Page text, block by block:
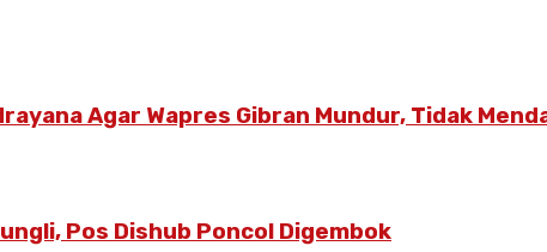
Agar Wapres Gibran Mundur, Tidak
Pos Dishub Poncol Digembok